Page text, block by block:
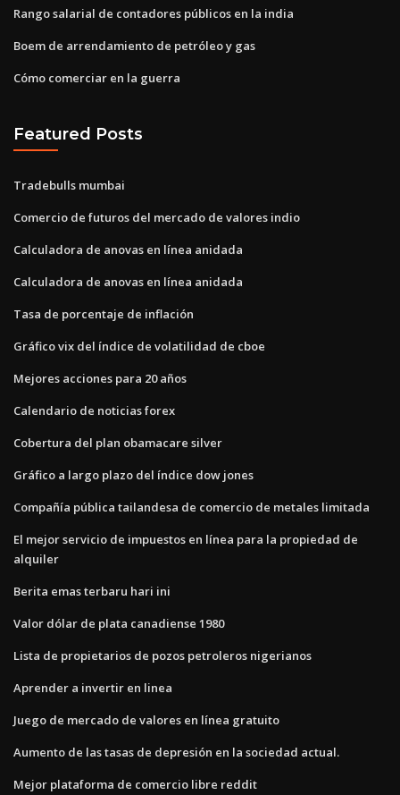
Rango salarial de contadores públicos en la india
Boem de arrendamiento de petróleo y gas
Cómo comerciar en la guerra
Featured Posts
Tradebulls mumbai
Comercio de futuros del mercado de valores indio
Calculadora de anovas en línea anidada
Calculadora de anovas en línea anidada
Tasa de porcentaje de inflación
Gráfico vix del índice de volatilidad de cboe
Mejores acciones para 20 años
Calendario de noticias forex
Cobertura del plan obamacare silver
Gráfico a largo plazo del índice dow jones
Compañía pública tailandesa de comercio de metales limitada
El mejor servicio de impuestos en línea para la propiedad de
alquiler
Berita emas terbaru hari ini
Valor dólar de plata canadiense 1980
Lista de propietarios de pozos petroleros nigerianos
Aprender a invertir en linea
Juego de mercado de valores en línea gratuito
Aumento de las tasas de depresión en la sociedad actual.
Mejor plataforma de comercio libre reddit